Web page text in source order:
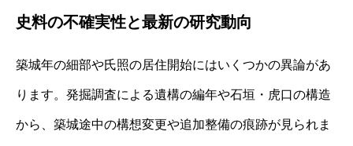
史料の不確実性と最新の研究動向
築城年の細部や氏照の居住開始にはいくつかの異論があ
ります。発掘調査による遺構の編年や石垣・虎口の構造
から、築城途中の構想変更や追加整備の痕跡が見られま